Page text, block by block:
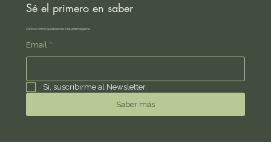
Sé el primero en saber
Conoce como puedes tener una vida más plena.
Email *
Si, suscribirme al Newsletter.
Saber más